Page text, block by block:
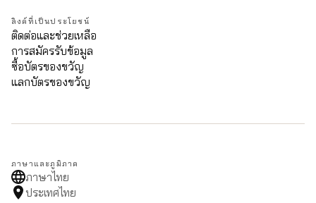
ลิงค์ที่เป็นประโยชน์
ติดต่อและช่วยเหลือ
การสมัครรับข้อมูล
ซื้อบัตรของขวัญ
แลกบัตรของขวัญ
ภาษาและภูมิภาค
ภาษาไทย
ประเทศไทย